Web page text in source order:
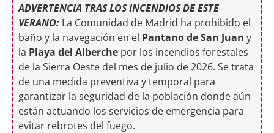
ADVERTENCIA TRAS LOS INCENDIOS DE ESTE
VERANO: La Comunidad de Madrid ha prohibido el
baño y la navegación en el Pantano de San Juany
la Playa del Alberche por los incendios forestales
de la Sierra Oeste del mes de julio de 2026. Se trata
de una medida preventiva y temporal para
garantizar la seguridad de la población donde aún
están actuando los servicios de emergencia para
evitar rebrotes del fuego.